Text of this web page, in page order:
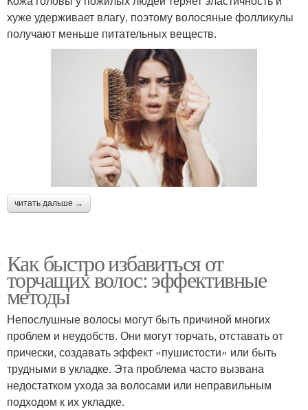
хуже удерживает влагу, поэтому волосяные фолликулы
получают меньше питательных веществ.
читать дальше →
Как быстро избавиться от
торчащих волос: эффективные
методы
Непослушные волосы могут быть причиной многих
проблем и неудобств. Они могут торчать, отставать от
прически, создавать эффект «пушистости» или быть
трудными в укладке. Эта проблема часто вызвана
недостатком ухода за волосами или неправильным
подходом к их укладке.